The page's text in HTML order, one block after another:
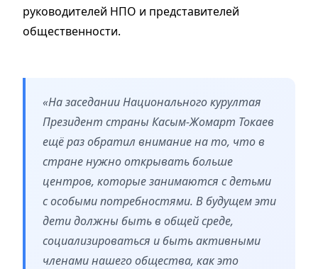
руководителей НПО и представителей
общественности.
«На заседании Национального курултая
Президент страны Касым-Жомарт Токаев
ещё раз обратил внимание на то, что в
стране нужно открывать больше
центров, которые занимаются с детьми
с особыми потребностями. В будущем эти
дети должны быть в общей среде,
социализироваться и быть активными
членами нашего общества, как это